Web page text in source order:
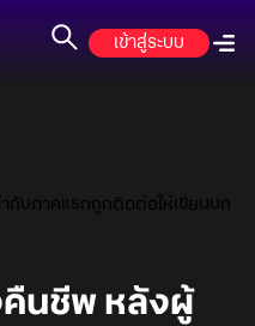
เข้าสู่ระบบ
กับภาคแรกถูกติดต่อให้เขียนบท
คืนชีพ หลังผู้